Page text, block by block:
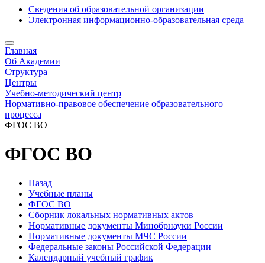
Сведения об образовательной организации
Электронная информационно-образовательная среда
Главная
Об Академии
Структура
Центры
Учебно-методический центр
Нормативно-правовое обеспечение образовательного
процесса
ФГОС ВО
ФГОС ВО
Назад
Учебные планы
ФГОС ВО
Cборник локальных нормативных актов
Нормативные документы Минобрнауки России
Нормативные документы МЧС России
Федеральные законы Российской Федерации
Календарный учебный график